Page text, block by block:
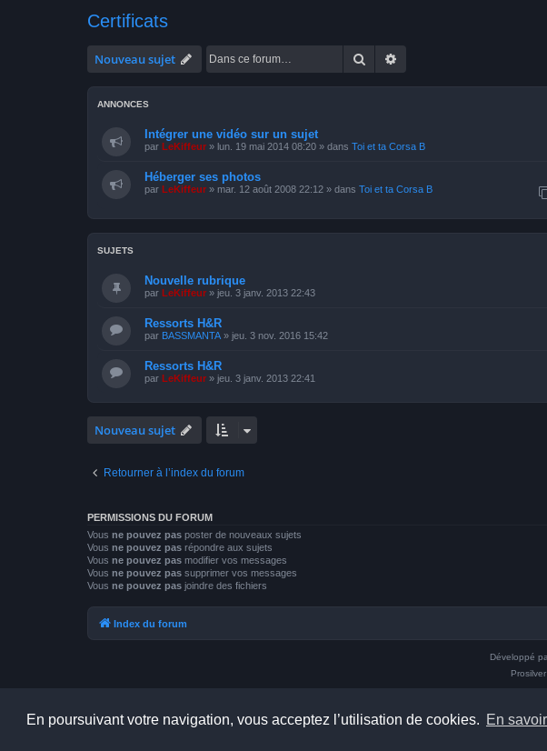
En poursuivant votre navigation, vous acceptez l’utilisation de cookies. En
Certificats
Nouveau sujet Rechercher
ANNONCES
Intégrer une vidéo sur un sujet
par LeKiffeur » lun. 19 mai 2014 08:20 » dans Toi et ta Corsa B
Héberger ses photos
par LeKiffeur » mar. 12 août 2008 22:12 » dans Toi et ta Corsa B
SUJETS
Nouvelle rubrique
par LeKiffeur » jeu. 3 janv. 2013 22:43
Ressorts H&R
par BASSMANTA » jeu. 3 nov. 2016 15:42
Ressorts H&R
par LeKiffeur » jeu. 3 janv. 2013 22:41
Nouveau sujet
Retourner à l’index du forum
PERMISSIONS DU FORUM
Vous ne pouvez pas poster de nouveaux sujets
Vous ne pouvez pas répondre aux sujets
Vous ne pouvez pas modifier vos messages
Vous ne pouvez pas supprimer vos messages
Vous ne pouvez pas joindre des fichiers
Index du forum
Développé